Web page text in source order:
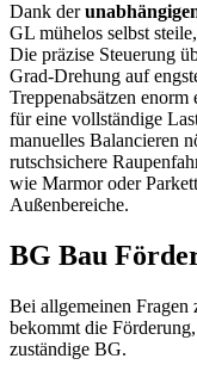
Dank der
GL mühelos selbst
Die präzise Steuerung
Grad-Drehung auf
Treppenabsätzen
für eine vollständige
manuelles Balancieren
rutschsichere
wie Marmor oder
Außenbereiche.
BG Bau
Bei allgemeinen Fragen
bekommt die
zuständige BG.